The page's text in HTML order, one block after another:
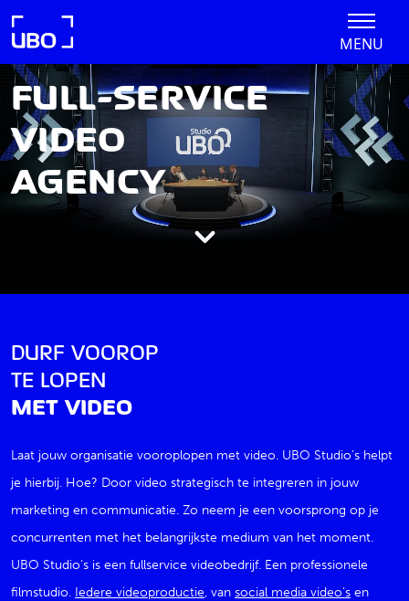
MENU
FULL-SERVICE
VIDEO
AGENCY
DURF VOOROP
TE LOPEN
MET VIDEO
Laat jouw organisatie vooroplopen met video. UBO Studio’s helpt
je hierbij. Hoe? Door video strategisch te integreren in jouw
marketing en communicatie. Zo neem je een voorsprong op je
concurrenten met het belangrijkste medium van het moment.
UBO Studio’s is een fullservice videobedrijf. Een professionele
filmstudio. Iedere videoproductie, van social media video’s en